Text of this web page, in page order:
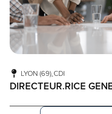
LYON (69)-CDI
DIRECTEUR.RICE